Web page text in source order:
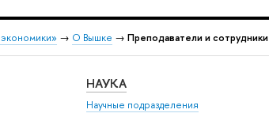
→ О Вышке → Преподаватели и сотрудники
НАУКА
Научные подразделения